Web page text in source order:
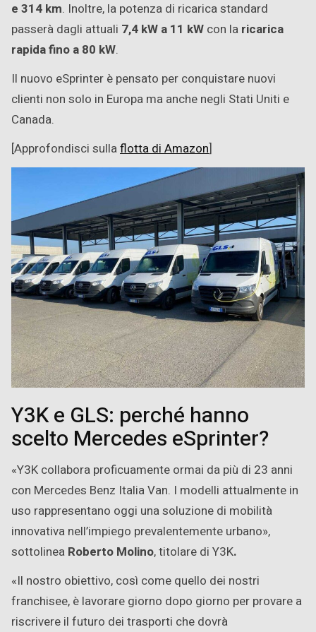
e 314 km. Inoltre, la potenza di ricarica standard
passerà dagli attuali 7,4 kW a 11 kW con la ricarica
rapida fino a 80 kW.
Il nuovo eSprinter è pensato per conquistare nuovi
clienti non solo in Europa ma anche negli Stati Uniti e
Canada.
[Approfondisci sullaflotta di Amazon]
Y3K e GLS: perché hanno
scelto Mercedes eSprinter?
«Y3K collabora proficuamente ormai da più di 23 anni
con Mercedes Benz Italia Van. I modelli attualmente in
uso rappresentano oggi una soluzione di mobilità
innovativa nell’impiego prevalentemente urbano»,
sottolinea Roberto Molino, titolare di Y3K.
«Il nostro obiettivo, così come quello dei nostri
franchisee, è lavorare giorno dopo giorno per provare a
riscrivere il futuro dei trasporti che dovrà